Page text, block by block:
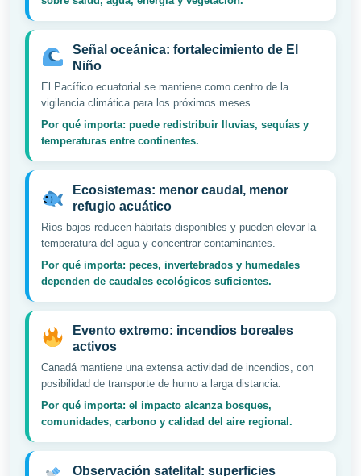
Señal oceánica: fortalecimiento de El
Niño
El Pacífico ecuatorial se mantiene como centro de la
vigilancia climática para los próximos meses.
Por qué importa: puede redistribuir lluvias, sequías y
temperaturas entre continentes.
Ecosistemas: menor caudal, menor
refugio acuático
Ríos bajos reducen hábitats disponibles y pueden elevar la
temperatura del agua y concentrar contaminantes.
Por qué importa: peces, invertebrados y humedales
dependen de caudales ecológicos suficientes.
Evento extremo: incendios boreales
activos
Canadá mantiene una extensa actividad de incendios, con
posibilidad de transporte de humo a larga distancia.
Por qué importa: el impacto alcanza bosques,
comunidades, carbono y calidad del aire regional.
Observación satelital: superficies